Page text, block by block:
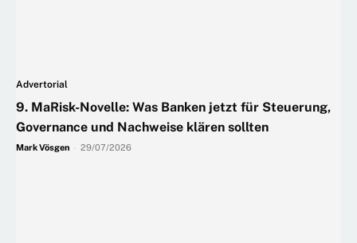
Advertorial
9. MaRisk-Novelle: Was Banken jetzt für Steuerung,
Governance und Nachweise klären sollten
Mark Vösgen 29/07/2026